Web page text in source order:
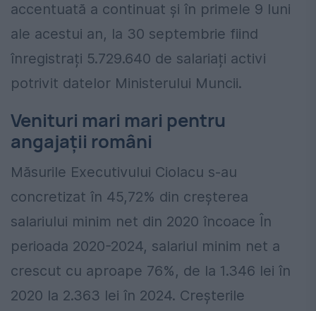
accentuată a continuat și în primele 9 luni
ale acestui an, la 30 septembrie fiind
înregistrați 5.729.640 de salariați activi
potrivit datelor Ministerului Muncii.
Venituri mari mari pentru
angajații români
Măsurile Executivului Ciolacu s-au
concretizat în 45,72% din creșterea
salariului minim net din 2020 încoace În
perioada 2020-2024, salariul minim net a
crescut cu aproape 76%, de la 1.346 lei în
2020 la 2.363 lei în 2024. Creșterile